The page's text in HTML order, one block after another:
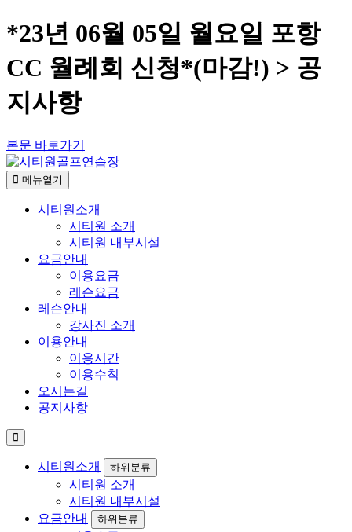
*23년 06월 05일 월요일 포항
CC 월례회 신청*(마감!) > 공
지사항
본문 바로가기
메뉴열기
시티원소개
시티원 소개
시티원 내부시설
요금안내
이용요금
레슨요금
레슨안내
강사진 소개
이용안내
이용시간
이용수칙
오시는길
공지사항
시티원소개 하위분류
시티원 소개
시티원 내부시설
요금안내
하위분류